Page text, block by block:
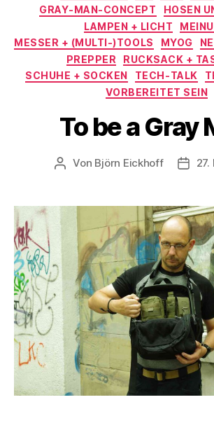
GRAY-MAN-CONCEPT
HOSEN
LAMPEN + LICHT
MESSER + (MULTI-)TOOLS
MYOG
PREPPER
RUCKSACK +
SCHUHE + SOCKEN
TECH-TALK
VORBEREITET SEIN
To be a Gray
Beitragsautor
Von Björn Eickhoff